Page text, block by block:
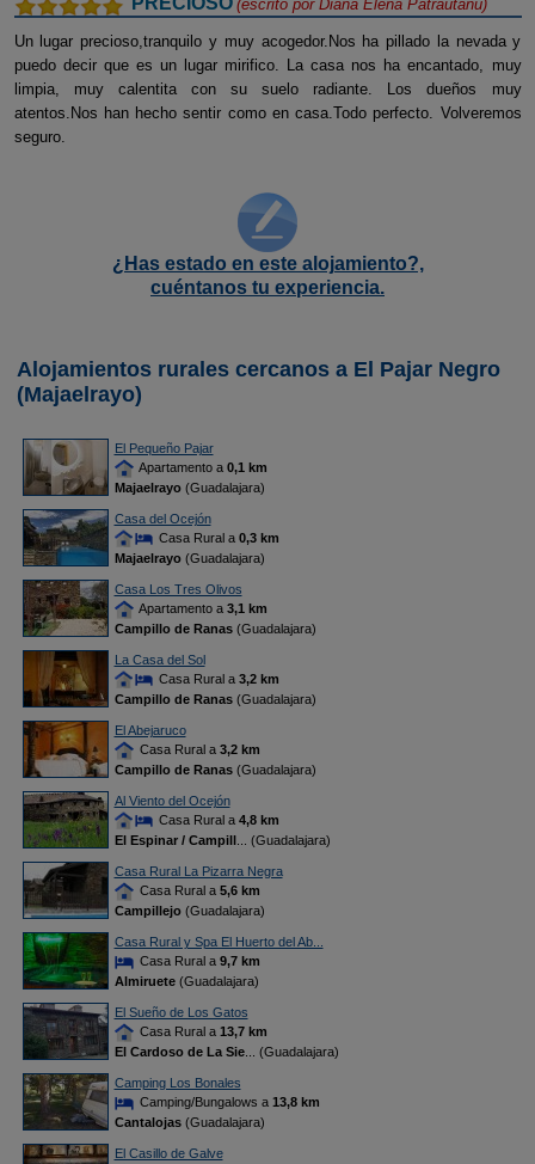
(escrito por Diana Elena Patrautanu)
Un lugar precioso,tranquilo y muy acogedor.Nos ha pillado la nevada y
puedo decir que es un lugar mirifico. La casa nos ha encantado, muy
limpia, muy calentita con su suelo radiante. Los dueños muy
atentos.Nos han hecho sentir como en casa.Todo perfecto. Volveremos
seguro.
¿Has estado en este alojamiento?,
cuéntanos tu experiencia.
Alojamientos rurales cercanos a El Pajar Negro
(Majaelrayo)
El Pequeño Pajar
Apartamento a 0,1 km
Majaelrayo(Guadalajara)
Casa del Ocejón
Casa Rural a 0,3 km
Majaelrayo(Guadalajara)
Casa Los Tres Olivos
Apartamento a 3,1 km
Campillo de Ranas(Guadalajara)
La Casa del Sol
Casa Rural a 3,2 km
Campillo de Ranas(Guadalajara)
El Abejaruco
Casa Rural a 3,2 km
Campillo de Ranas(Guadalajara)
Al Viento del Ocejón
Casa Rural a 4,8 km
El Espinar / Campill... (Guadalajara)
Casa Rural La Pizarra Negra
Casa Rural a 5,6 km
Campillejo(Guadalajara)
Casa Rural y Spa El Huerto del Ab...
Casa Rural a 9,7 km
Almiruete(Guadalajara)
El Sueño de Los Gatos
Casa Rural a 13,7 km
El Cardoso de La Sie... (Guadalajara)
Camping Los Bonales
Camping/Bungalows a 13,8 km
Cantalojas(Guadalajara)
El Casillo de Galve